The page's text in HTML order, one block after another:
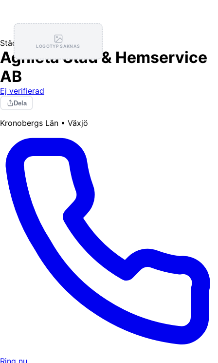
LOGOTYP SAKNAS
Städning
Agnieta Städ & Hemservice
AB
Ej verifierad
Dela
Kronobergs Län • Växjö
Ring nu